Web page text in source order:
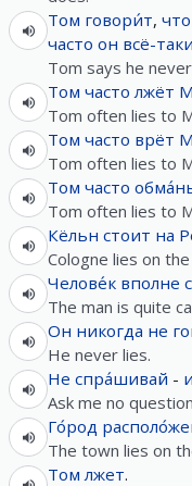
Том говори́т, что
часто он всё-таки
Tom says he
Том часто лжёт
Tom often lies to
Том часто врёт
Tom often lies to
Том часто
Tom often lies to
Кёльн стоит на
Cologne lies on the
Челове́к вполне
The man is quite
Он никогда не
He never lies.
Не спра́шивай - и
Ask me no
Го́род
The town lies on
Том лжет.